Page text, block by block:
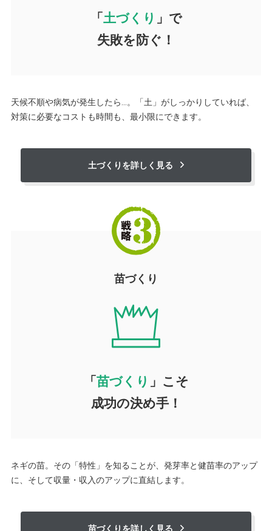
「 土づくり 」で
失敗を防ぐ！
天候不順や病気が発生したら…。「土」がしっかりしていれば、
対策に必要なコストも時間も、最小限にできます。
土づくりを詳しく見る
苗づくり
「 苗づくり 」こそ
成功の決め手！
ネギの苗。その「特性」を知ることが、発芽率と健苗率のアップ
に、そして収量・収入のアップに直結します。
苗づくりを詳しく見る